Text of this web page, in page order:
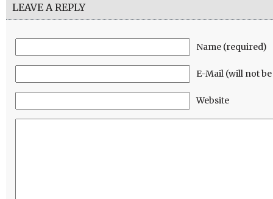
LEAVE A REPLY
Name (required)
E-Mail (will not
Website